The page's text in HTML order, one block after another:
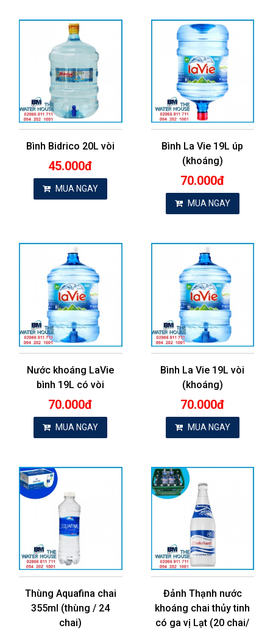
Bình Bidrico 20L vòi
45.000đ
MUA NGAY
Bình La Vie 19L úp
(khoáng)
70.000đ
MUA NGAY
Nước khoáng LaVie
bình 19L có vòi
70.000đ
MUA NGAY
Bình La Vie 19L vòi
(khoáng)
70.000đ
MUA NGAY
Thùng Aquafina chai
355ml (thùng / 24
chai)
Đảnh Thạnh nước
khoáng chai thủy tinh
có ga vị Lạt (20 chai/